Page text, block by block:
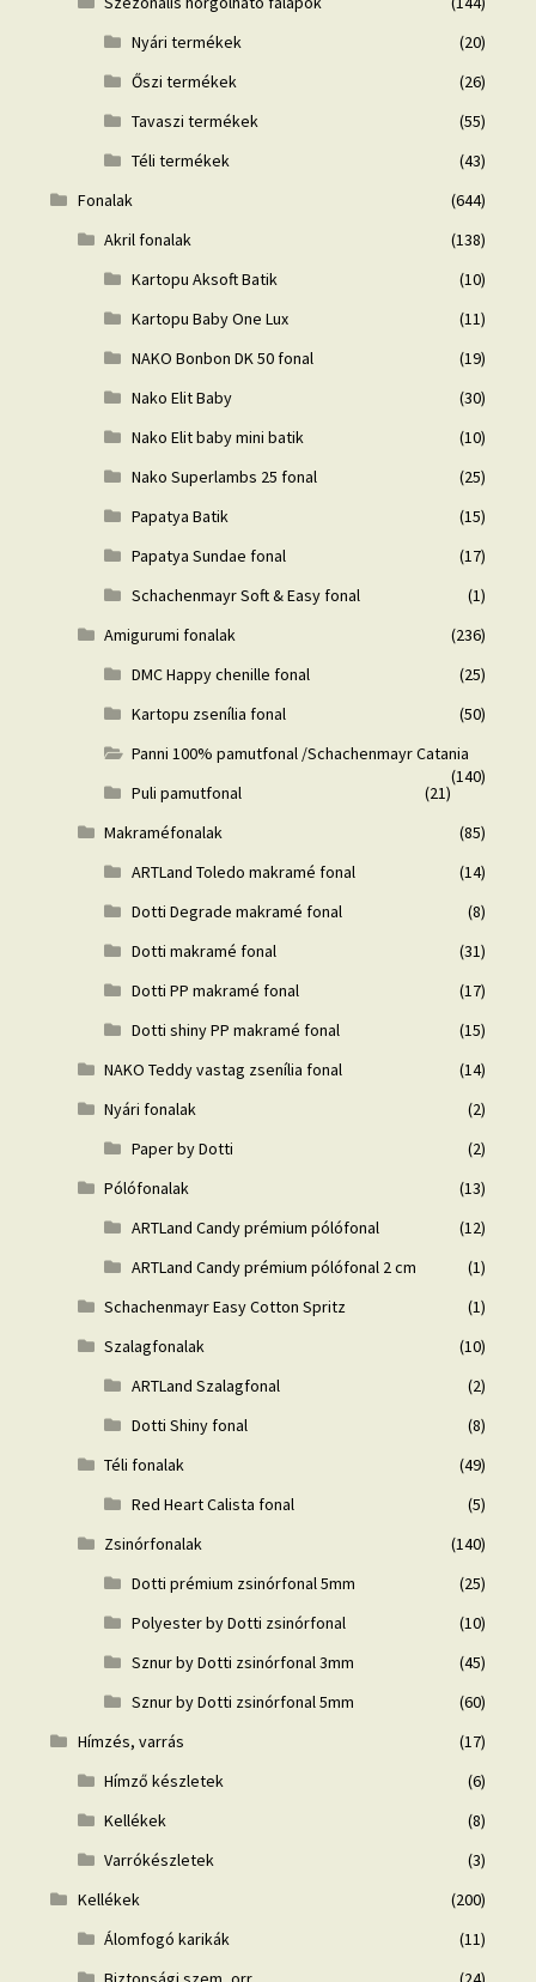
Nyári termékek
(20)
Őszi termékek
(26)
Tavaszi termékek
(55)
Téli termékek
(43)
Fonalak
(644)
Akril fonalak
(138)
Kartopu Aksoft Batik
(10)
Kartopu Baby One Lux
(11)
NAKO Bonbon DK 50 fonal
(19)
Nako Elit Baby
(30)
Nako Elit baby mini batik
(10)
Nako Superlambs 25 fonal
(25)
Papatya Batik
(15)
Papatya Sundae fonal
(17)
Schachenmayr Soft & Easy fonal
(1)
Amigurumi fonalak
(236)
DMC Happy chenille fonal
(25)
Kartopu zsenília fonal
(50)
Panni 100% pamutfonal /Schachenmayr Catania
(140)
Puli pamutfonal
(21)
Makraméfonalak
(85)
ARTLand Toledo makramé fonal
(14)
Dotti Degrade makramé fonal
(8)
Dotti makramé fonal
(31)
Dotti PP makramé fonal
(17)
Dotti shiny PP makramé fonal
(15)
NAKO Teddy vastag zsenília fonal
(14)
Nyári fonalak
(2)
Paper by Dotti
(2)
Pólófonalak
(13)
ARTLand Candy prémium pólófonal
(12)
ARTLand Candy prémium pólófonal 2 cm
(1)
Schachenmayr Easy Cotton Spritz
(1)
Szalagfonalak
(10)
ARTLand Szalagfonal
(2)
Dotti Shiny fonal
(8)
Téli fonalak
(49)
Red Heart Calista fonal
(5)
Zsinórfonalak
(140)
Dotti prémium zsinórfonal 5mm
(25)
Polyester by Dotti zsinórfonal
(10)
Sznur by Dotti zsinórfonal 3mm
(45)
Sznur by Dotti zsinórfonal 5mm
(60)
Hímzés, varrás
(17)
Hímző készletek
(6)
Kellékek
(8)
Varrókészletek
(3)
Kellékek
(200)
Álomfogó karikák
(11)